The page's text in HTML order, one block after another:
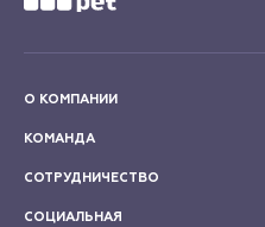
О КОМПАНИИ
КОМАНДА
СОТРУДНИЧЕСТВО
СОЦИАЛЬНАЯ